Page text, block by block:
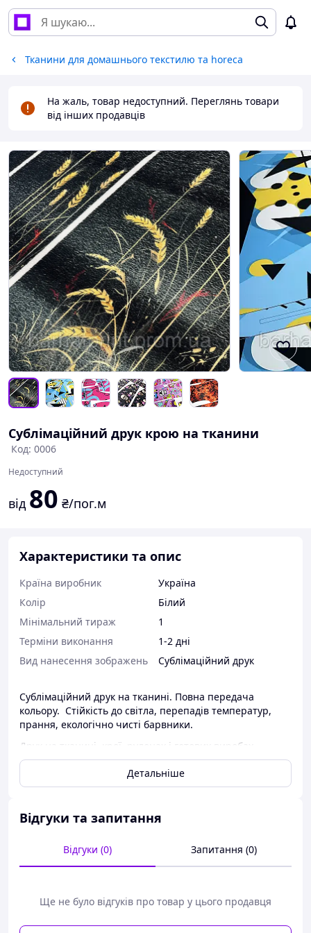
Тканини для домашнього текстилю та horeca
На жаль, товар недоступний. Переглянь товари
від інших продавців
Сублімаційний друк крою на тканини
Код: 0006
Недоступний
від 80 ₴/пог.м
Характеристики та опис
Країна виробник
Україна
Колір
Білий
Мінімальний тираж
1
Терміни виконання
1-2 дні
Вид нанесення зображень
Сублімаційний друк
Сублімаційний друк на тканині. Повна передача
кольору. Стійкість до світла, перепадів температур,
прання, екологічно чисті барвники.
Друк на тканині, крої, рулонах і готових виробах.
Брендування, корпоративний одяг. Дизайнерські
Доставка по Україні та за кордон.
Розробка індивідуального дизайну для друку 150 грн/
година. Друк на білій або світлій тканині.
- вектор (.cdr, .ai, .eps), бажана палітра CMYK, в
Детальніше
Відгуки та запитання
Відгуки (0) Запитання (0)
Ще не було відгуків про товар у цього продавця